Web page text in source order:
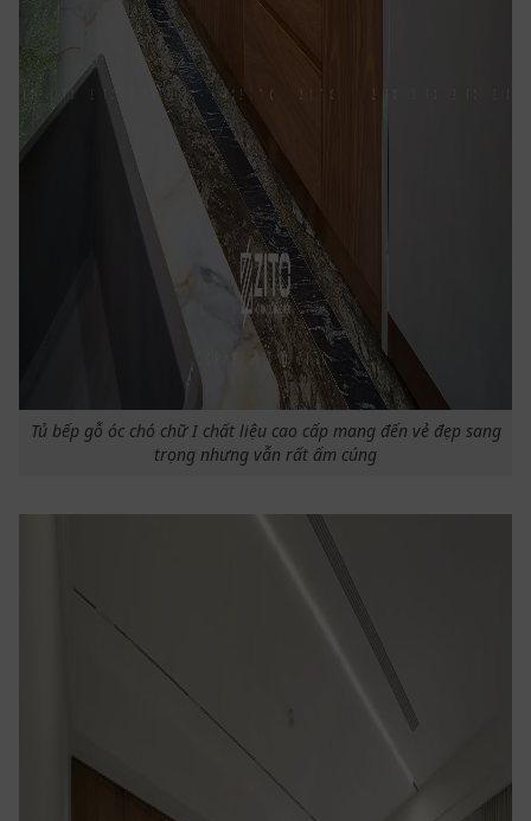
Tủ bếp gỗ óc chó chữ I chất liệu cao cấp mang đến vẻ đẹp sang
trọng nhưng vẫn rất ấm cúng